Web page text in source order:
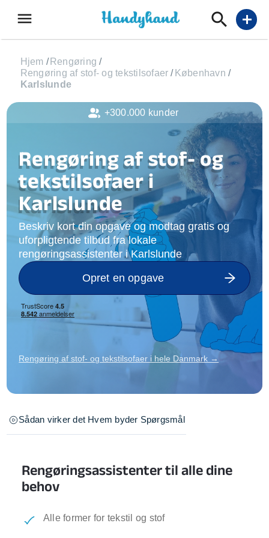
menu add
Hjem / Rengøring /
Rengøring af stof- og tekstilsofaer / København /
Karlslunde
Rengøring af stof- og
tekstilsofaer i
Karlslunde
Beskriv kort din opgave og modtag gratis og
uforpligtende tilbud fra lokale
rengøringsassistenter i Karlslunde
Opret en opgave
Rengøring af stof- og tekstilsofaer i hele Danmark →
Sådan virker det Hvem byder Spørgsmål
Rengøringsassistenter til alle dine
behov
Alle former for tekstil og stof
+300.000 kunder